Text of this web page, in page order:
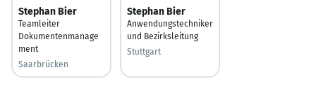
Stephan Bier
Teamleiter
Dokumentenmanage
ment
Saarbrücken
Stephan Bier
Anwendungstechniker
und Bezirksleitung
Stuttgart